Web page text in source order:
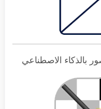
بالذكاء الاصطناعي